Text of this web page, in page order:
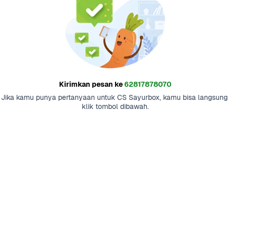
Kirimkan pesan ke62817878070
Jika kamu punya pertanyaan untuk CS Sayurbox, kamu bisa langsung
klik tombol dibawah.